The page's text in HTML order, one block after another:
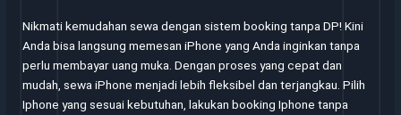
Nikmati kemudahan sewa dengan sistem booking tanpa DP! Kini
Anda bisa langsung memesan iPhone yang Anda inginkan tanpa
perlu membayar uang muka. Dengan proses yang cepat dan
mudah, sewa iPhone menjadi lebih fleksibel dan terjangkau. Pilih
Iphone yang sesuai kebutuhan, lakukan booking Iphone tanpa